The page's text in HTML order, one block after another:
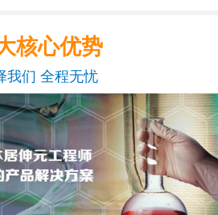
核心优势
我们 全程无忧